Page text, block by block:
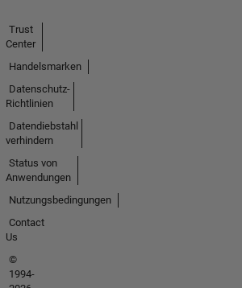
Trust
Center
Handelsmarken
Datenschutz-
Richtlinien
Datendiebstahl
verhindern
Status von
Anwendungen
Nutzungsbedingungen
Contact
Us
©
1994-